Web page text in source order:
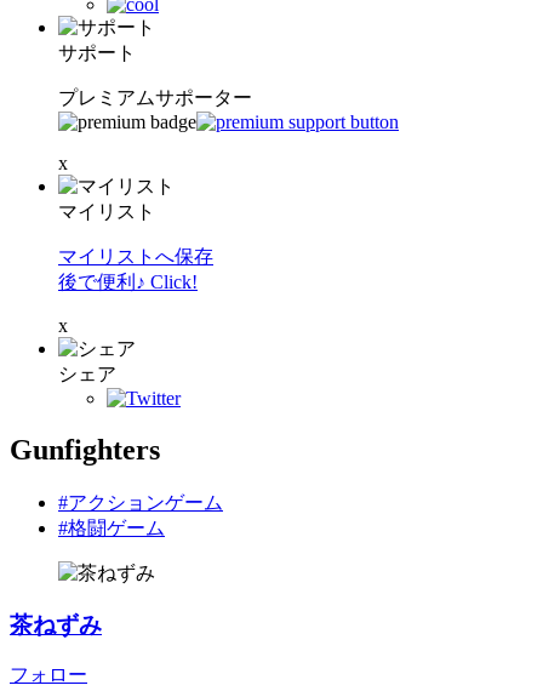
サポート
プレミアムサポーター
x
マイリスト
マイリストへ保存
後で便利♪ Click!
x
シェア
Gunfighters
#アクションゲーム
#格闘ゲーム
茶ねずみ
フォロー